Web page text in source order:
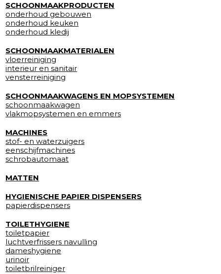
SCHOONMAAKPRODUCTEN
onderhoud gebouwen
onderhoud keuken
onderhoud kledij
SCHOONMAAKMATERIALEN
vloerreiniging
interieur en sanitair
vensterreiniging
SCHOONMAAKWAGENS EN MOPSYSTEMEN
schoonmaakwagen
vlakmopsystemen en emmers
MACHINES
stof- en waterzuigers
eenschijfmachines
schrobautomaat
MATTEN
HYGIENISCHE PAPIER DISPENSERS
papierdispensers
TOILETHYGIENE
toiletpapier
luchtverfrissers navulling
dameshygiene
urinoir
toiletbrilreiniger